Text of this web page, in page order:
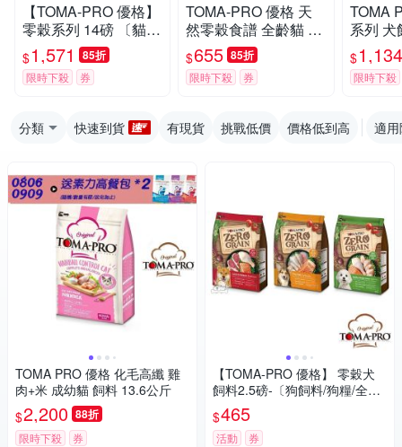
【TOMA-PRO 優格】
零穀系列 14磅 〔貓飼
料 貓糧 5種魚 鮭魚 體
重管理〕
$1,571 85折
限時下殺 券
TOMA-PRO 優格 天
然零穀食譜 全齡貓 化
毛配方(5種魚)5.5磅
$655 85折
限時下殺 券
TOMA
系列 犬
糧 7公
齡犬
$1,134
限時下殺
分類 快速到貨 有現貨 挑戰低價 價格低到高 適
TOMA PRO 優格 化毛高纖 雞
肉+米 成幼貓 飼料 13.6公斤
$2,200 88折
限時下殺 券
【TOMA-PRO 優格】 零穀犬
飼料2.5磅-〔狗飼料/狗糧/全齡
犬/成犬/5種魚/體重管理〕
$465
活動 券